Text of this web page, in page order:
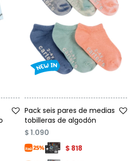
Pack seis pares de medias
tobilleras de algodón
$ 1.090
$ 818